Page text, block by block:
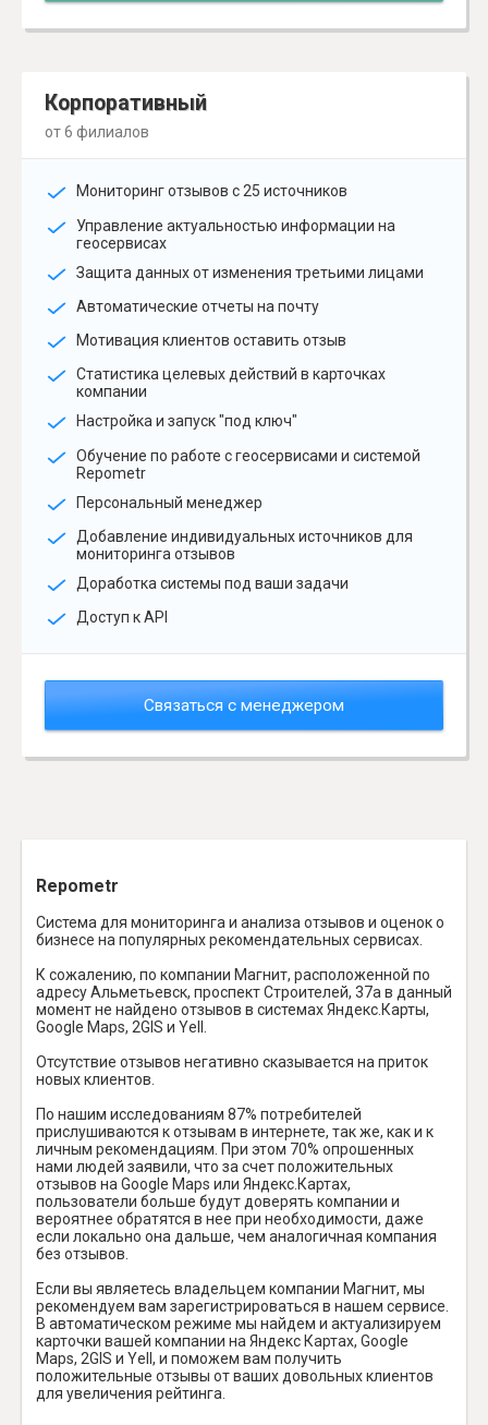
Корпоративный
от 6 филиалов
Мониторинг отзывов с 25 источников
Управление актуальностью информации на
геосервисах
Защита данных от изменения третьими лицами
Автоматические отчеты на почту
Мотивация клиентов оставить отзыв
Статистика целевых действий в карточках
компании
Настройка и запуск "под ключ"
Обучение по работе с геосервисами и системой
Repometr
Персональный менеджер
Добавление индивидуальных источников для
мониторинга отзывов
Доработка системы под ваши задачи
Доступ к API
Связаться с менеджером
Repometr
Система для мониторинга и анализа отзывов и оценок о
бизнесе на популярных рекомендательных сервисах.
К сожалению, по компании Магнит, расположенной по
адресу Альметьевск, проспект Строителей, 37а в данный
момент не найдено отзывов в системах Яндекс.Карты,
Google Maps, 2GIS и Yell.
Отсутствие отзывов негативно сказывается на приток
новых клиентов.
По нашим исследованиям 87% потребителей
прислушиваются к отзывам в интернете, так же, как и к
личным рекомендациям. При этом 70% опрошенных
нами людей заявили, что за счет положительных
отзывов на Google Maps или Яндекс.Картах,
пользователи больше будут доверять компании и
вероятнее обратятся в нее при необходимости, даже
если локально она дальше, чем аналогичная компания
без отзывов.
Если вы являетесь владельцем компании Магнит, мы
рекомендуем вам зарегистрироваться в нашем сервисе.
В автоматическом режиме мы найдем и актуализируем
карточки вашей компании на Яндекс Картах, Google
Maps, 2GIS и Yell, и поможем вам получить
положительные отзывы от ваших довольных клиентов
для увеличения рейтинга.